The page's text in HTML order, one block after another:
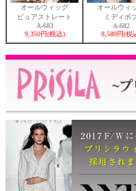
オールウィッグ
ピュアストレート
A-683
9,350円(税込)
オールウィ
ミディボ
A-682
8,580円(税